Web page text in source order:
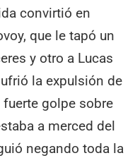
convirtió en
que le tapó un
y otro a Lucas
la expulsión de
golpe sobre
a merced del
negando toda la